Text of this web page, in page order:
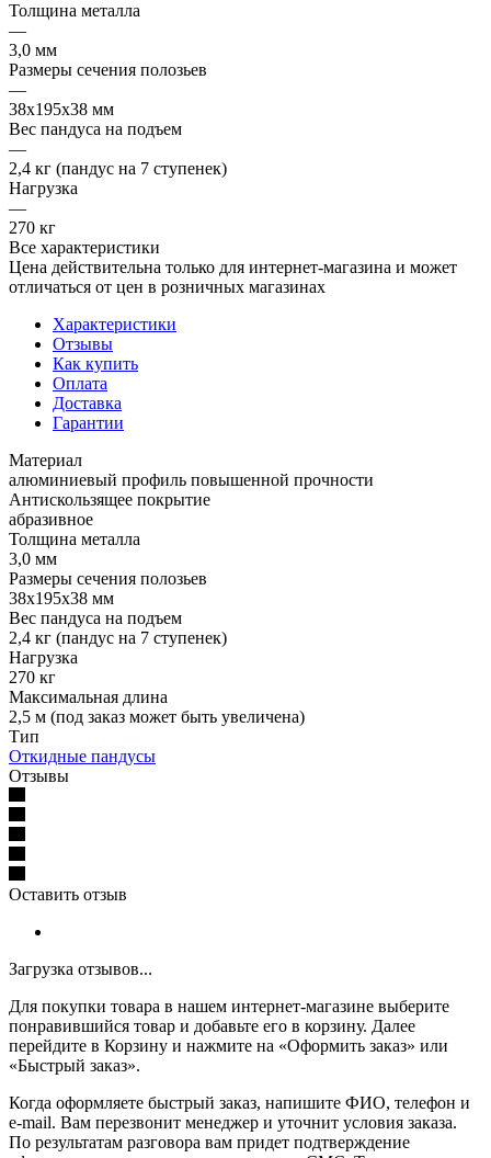
Толщина металла
—
3,0 мм
Размеры сечения полозьев
—
38х195х38 мм
Вес пандуса на подъем
—
2,4 кг (пандус на 7 ступенек)
Нагрузка
—
270 кг
Все характеристики
Цена действительна только для интернет-магазина и может
отличаться от цен в розничных магазинах
Характеристики
Отзывы
Как купить
Оплата
Доставка
Гарантии
Материал
алюминиевый профиль повышенной прочности
Антискользящее покрытие
абразивное
Толщина металла
3,0 мм
Размеры сечения полозьев
38х195х38 мм
Вес пандуса на подъем
2,4 кг (пандус на 7 ступенек)
Нагрузка
270 кг
Максимальная длина
2,5 м (под заказ может быть увеличена)
Тип
Откидные пандусы
Отзывы
Оставить отзыв
Загрузка отзывов...
Для покупки товара в нашем интернет-магазине выберите
понравившийся товар и добавьте его в корзину. Далее
перейдите в Корзину и нажмите на «Оформить заказ» или
«Быстрый заказ».
Когда оформляете быстрый заказ, напишите ФИО, телефон и
e-mail. Вам перезвонит менеджер и уточнит условия заказа.
По результатам разговора вам придет подтверждение